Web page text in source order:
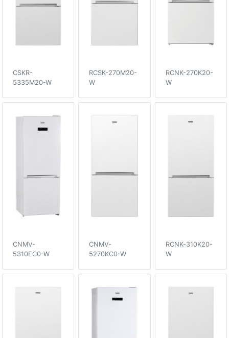
CSKR-
5335M20-W
RCSK-270M20-
W
RCNK-270K20-
W
CNMV-
5310EC0-W
CNMV-
5270KC0-W
RCNK-310K20-
W